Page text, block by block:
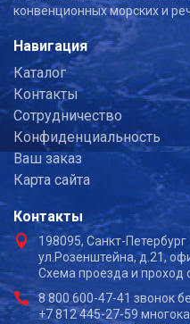
конвенционных морских и
Навигация
Каталог
Контакты
Сотрудничество
Конфиденциальность
Ваш заказ
Карта сайта
Контакты
198095, Санкт-Петербург
ул.Розенштейна, д.21,
Схема проезда и проход
8 800 600-47-41 звонок
+7 812 445-27-59